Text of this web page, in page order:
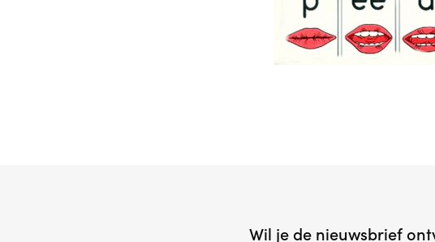
Wil je de nieuwsbrief